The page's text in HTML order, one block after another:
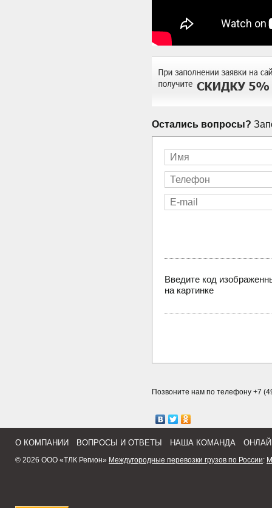
Остались вопросы?
Введите код
на картинке
Позвоните нам по телефону +7
О КОМПАНИИ ВОПРОСЫ И ОТВЕТЫ НАША КОМАНДА
© 2026 ООО «ТЛК Регион» Междугородные перевозки грузов по России: